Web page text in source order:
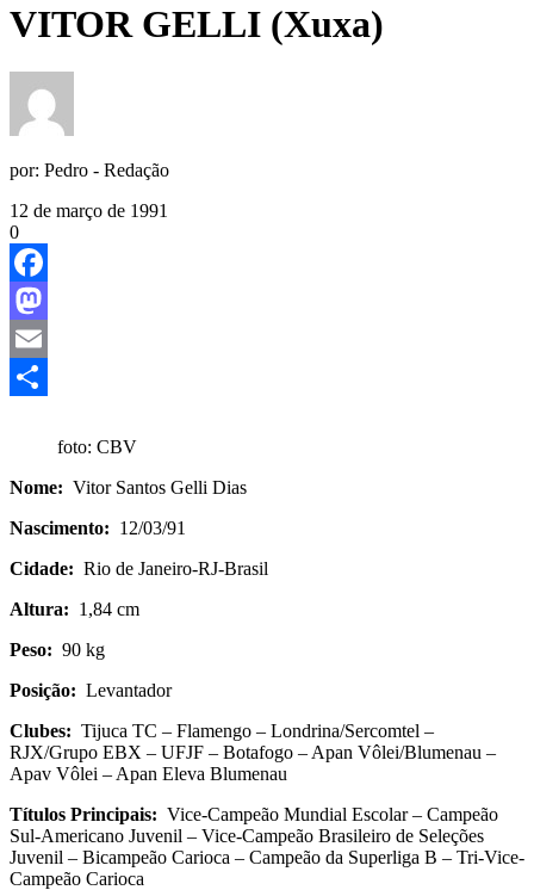
VITOR GELLI (Xuxa)
por: Pedro - Redação
12 de março de 1991
0
Facebook
Mastodon
Email
foto: CBV
Nome: Vitor Santos Gelli Dias
Nascimento: 12/03/91
Cidade: Rio de Janeiro-RJ-Brasil
Altura: 1,84 cm
Peso: 90 kg
Posição: Levantador
Clubes: Tijuca TC – Flamengo – Londrina/Sercomtel –
RJX/Grupo EBX – UFJF – Botafogo – Apan Vôlei/Blumenau –
Apav Vôlei – Apan Eleva Blumenau
Títulos Principais: Vice-Campeão Mundial Escolar – Campeão
Sul-Americano Juvenil – Vice-Campeão Brasileiro de Seleções
Juvenil – Bicampeão Carioca – Campeão da Superliga B – Tri-Vice-
Campeão Carioca